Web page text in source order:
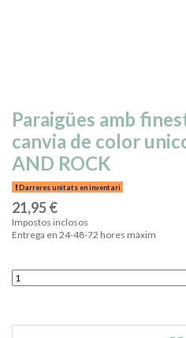
Paraigües amb
canvia de color
AND ROCK
Darreres unitats en inventari
21,95 €
Impostos inclosos
Entrega en 24-48-72 hores màxim